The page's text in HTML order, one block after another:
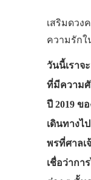
เสริมดวง
ความรักใ
วันนี้เราจ
ที่มีความศั
ปี 2019 ข
เดินทางไ
พรที่ศาลเ
เชื่อว่ากา